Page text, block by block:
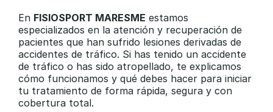
En FISIOSPORT MARESME estamos
especializados en la atención y recuperación de
pacientes que han sufrido lesiones derivadas de
accidentes de tráfico. Si has tenido un accidente
de tráfico o has sido atropellado, te explicamos
cómo funcionamos y qué debes hacer para iniciar
tu tratamiento de forma rápida, segura y con
cobertura total.